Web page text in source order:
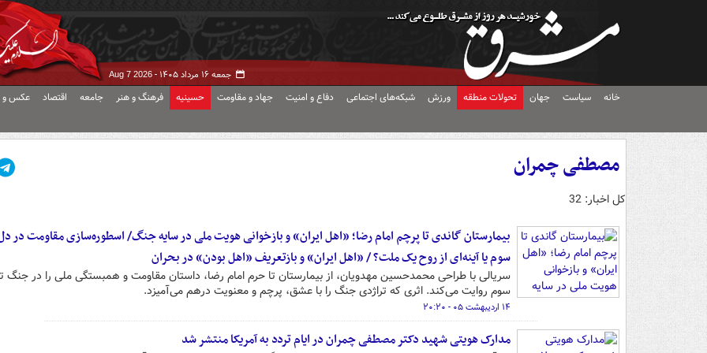
جمعه ۱۶ مرداد ۱۴۰۵ - Aug 7 2026
خانه سیاست جهان تحولات منطقه ورزش شبکه‌های اجتماعی دفاع و امنیت جهاد و مقاومت حسینیه فرهنگ و هنر جامعه اقتصاد عکس و
مصطفی چمران
کل اخبار: 32
بیمارستان گاندی تا پرچم امام رضا؛ «اهل ایران» و بازخوانی هویت ملی در سایه جنگ/ اسطوره‌سازی مقاومت در
سوم یا آینه‌ای از روح یک ملت؟ / «اهل ایران» و بازتعریف «اهل بودن» در بحران
سریالی با طراحی محمدحسین مهدویان، از بیمارستان تا حرم امام رضا، داستان مقاومت و همبستگی ملی را در جنگ
سوم روایت می‌کند. اثری که تراژدی جنگ را با عشق، پرچم و معنویت درهم می‌آمیزد.
۱۴ اردیبهشت ۰۵ - ۲۰:۲۰
مدارک هویتی شهید دکتر مصطفی چمران در ایام تردد به آمریکا منتشر شد